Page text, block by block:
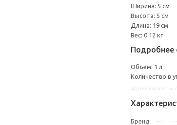
Ширина: 5 см
Высота: 5 см
Длина: 19 см
Вес: 0.12 кг
Подробнее
Объем: 1 л
Количество в
Бренд